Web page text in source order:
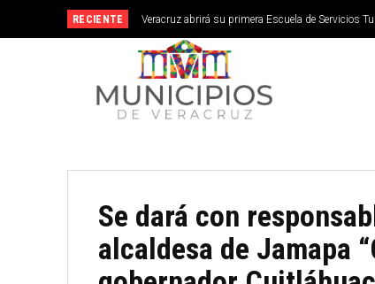
RECIENTE
Veracruz abrirá su primera Escuela de Servicios
septiembre
Se dará con
alcaldesa de Jamapa